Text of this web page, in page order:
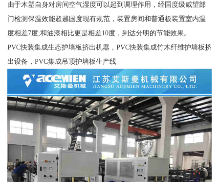
由于木塑自身对房间空气湿度可以起到调理作用，经国度级威望部
门检测保温效能超越国度现有规范，装置房间和普通板装置室内温
度相差7度;和油漆相比更是相差10度，到达分明的节能效果。
PVC快装集成生态护墙板挤出机器，PVC快装集成竹木纤维护墙板挤
出设备，PVC集成吊顶护墙板生产线